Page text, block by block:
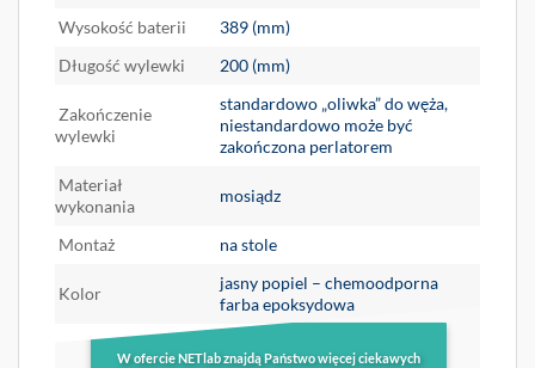
Wysokość baterii
389 (mm)
Długość wylewki
200 (mm)
Zakończenie
wylewki
standardowo „oliwka” do węża,
niestandardowo może być
zakończona perlatorem
Materiał
wykonania
mosiądz
Montaż na stole
Kolor
jasny popiel – chemoodporna
farba epoksydowa
W ofercie NETlab znajdą Państwo więcej ciekawych